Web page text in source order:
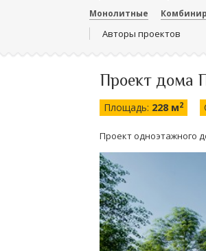
Монолитные
Авторы проектов
Проект дома
Площадь: 228 м2
Проект одноэтажного